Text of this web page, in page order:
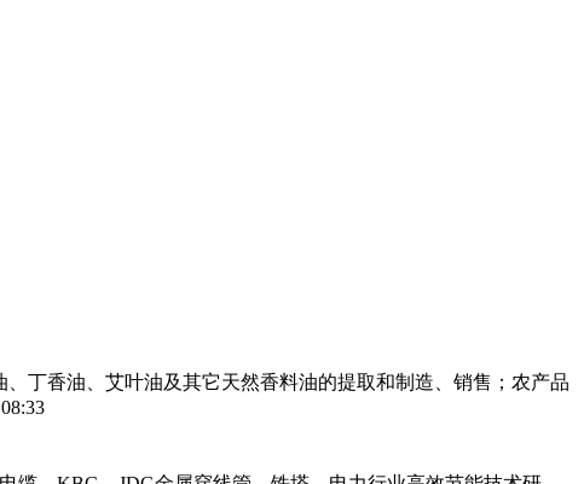
丁香油、艾叶油及其它天然香料油的提取和制造、销售；农产品